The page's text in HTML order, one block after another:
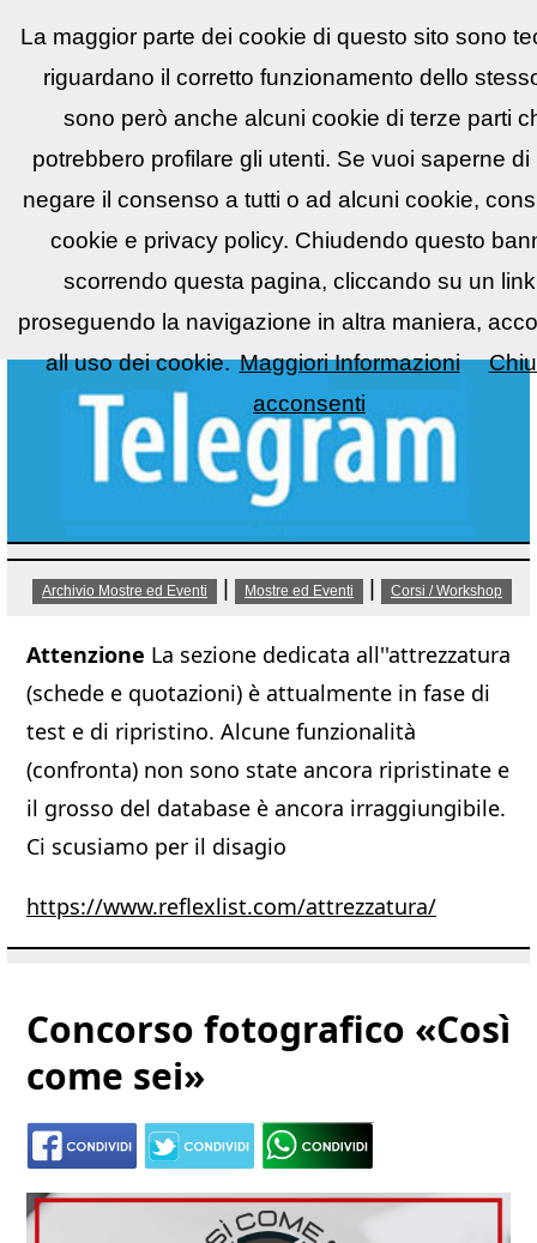
ReflexLIST▼
Archivio Mostre ed Eventi Mostre ed Eventi Corsi / Workshop
Attenzione La sezione dedicata all''attrezzatura
(schede e quotazioni) è attualmente in fase di
test e di ripristino. Alcune funzionalità
(confronta) non sono state ancora ripristinate e
il grosso del database è ancora irraggiungibile.
Ci scusiamo per il disagio
https://www.reflexlist.com/attrezzatura/
Concorso fotografico «Così
come sei»
La maggior parte dei cookie di questo sito sono
riguardano il corretto funzionamento dello
sono però anche alcuni cookie di terze parti
potrebbero profilare gli utenti. Se vuoi saperne di
negare il consenso a tutti o ad alcuni cookie,
cookie e privacy policy. Chiudendo questo
scorrendo questa pagina, cliccando su un
proseguendo la navigazione in altra maniera,
all uso dei cookie. Maggiori Informazioni
acconsenti